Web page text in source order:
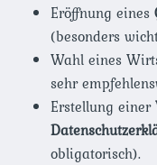
Eröffnung eines
(besonders
Wahl eines
sehr
Erstellung einer
obligatorisch).